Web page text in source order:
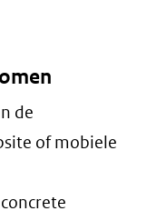
de
of mobiele